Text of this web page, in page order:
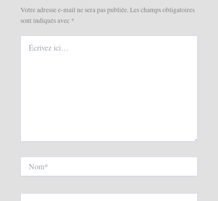
Votre adresse e-mail ne sera pas publiée. Les champs obligatoires
sont indiqués avec *
ici…